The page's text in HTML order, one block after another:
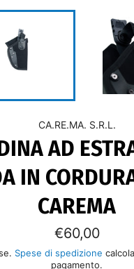
CA.RE.MA. S.R.L.
AD
IN
CAREMA
Prezzo
di
listino
€60,00
Spese di spedizione
pagamento.